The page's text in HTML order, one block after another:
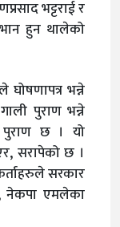
भट्टराई र
हुन थालेको
भन्ने
पुराण भन्ने
पुराण छ । यो
सरापेको छ ।
सरकार
नेकपा एमलेका